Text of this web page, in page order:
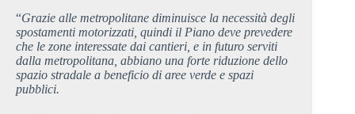
“Grazie alle metropolitane diminuisce la necessità degli
spostamenti motorizzati, quindi il Piano deve prevedere
che le zone interessate dai cantieri, e in futuro serviti
dalla metropolitana, abbiano una forte riduzione dello
spazio stradale a beneficio di aree verde e spazi
pubblici.